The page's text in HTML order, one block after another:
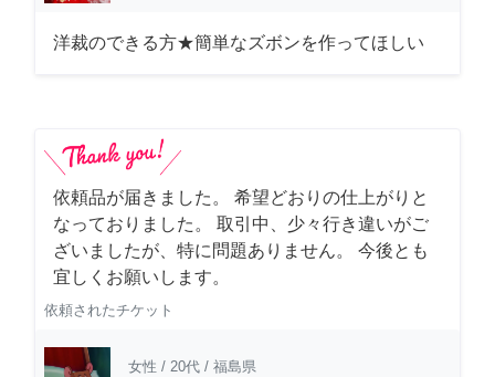
洋裁のできる方★簡単なズボンを作ってほしい
依頼品が届きました。 希望どおりの仕上がりと
なっておりました。 取引中、少々行き違いがご
ざいましたが、特に問題ありません。 今後とも
宜しくお願いします。
依頼されたチケット
女性 / 20代 / 福島県